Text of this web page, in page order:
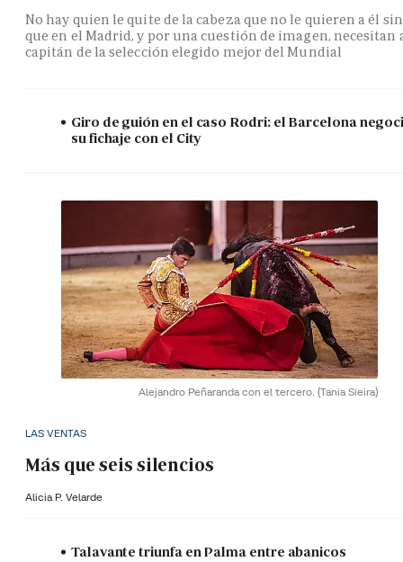
No hay quien le quite de la cabeza que no le quieren a él
que en el Madrid, y por una cuestión de imagen, necesitan
capitán de la selección elegido mejor del Mundial
Giro de guión en el caso Rodri: el Barcelona
su fichaje con el City
Alejandro Peñaranda con el tercero. (Tania Sieira)
LAS VENTAS
Más que seis silencios
Alicia P. Velarde
Talavante triunfa en Palma entre abanicos